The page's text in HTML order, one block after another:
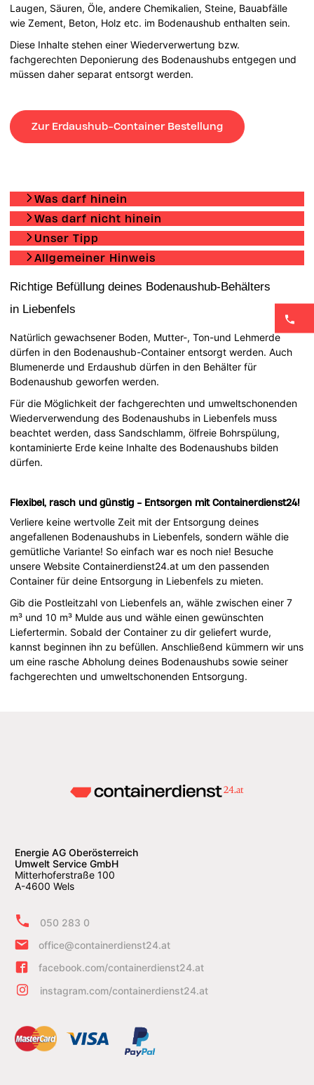
Laugen, Säuren, Öle, andere Chemikalien, Steine, Bauabfälle
wie Zement, Beton, Holz etc. im Bodenaushub enthalten sein.
Diese Inhalte stehen einer Wiederverwertung bzw.
fachgerechten Deponierung des Bodenaushubs entgegen und
müssen daher separat entsorgt werden.
Zur Erdaushub-Container Bestellung
Was darf hinein
Was darf nicht hinein
Unser Tipp
Allgemeiner Hinweis
Richtige Befüllung deines Bodenaushub-Behälters
in Liebenfels
Natürlich gewachsener Boden, Mutter-, Ton-und Lehmerde
dürfen in den Bodenaushub-Container entsorgt werden. Auch
Blumenerde und Erdaushub dürfen in den Behälter für
Bodenaushub geworfen werden.
Für die Möglichkeit der fachgerechten und umweltschonenden
Wiederverwendung des Bodenaushubs in Liebenfels muss
beachtet werden, dass Sandschlamm, ölfreie Bohrspülung,
kontaminierte Erde keine Inhalte des Bodenaushubs bilden
dürfen.
Flexibel, rasch und günstig - Entsorgen mit Containerdienst24!
Verliere keine wertvolle Zeit mit der Entsorgung deines
angefallenen Bodenaushubs in Liebenfels, sondern wähle die
gemütliche Variante! So einfach war es noch nie! Besuche
unsere Website Containerdienst24.at um den passenden
Container für deine Entsorgung in Liebenfels zu mieten.
Gib die Postleitzahl von Liebenfels an, wähle zwischen einer 7
m³ und 10 m³ Mulde aus und wähle einen gewünschten
Liefertermin. Sobald der Container zu dir geliefert wurde,
kannst beginnen ihn zu befüllen. Anschließend kümmern wir uns
um eine rasche Abholung deines Bodenaushubs sowie seiner
fachgerechten und umweltschonenden Entsorgung.
Energie AG Oberösterreich
Umwelt Service GmbH
Mitterhoferstraße 100
A-4600 Wels
050 283 0
office@containerdienst24.at
facebook.com/containerdienst24.at
instagram.com/containerdienst24.at